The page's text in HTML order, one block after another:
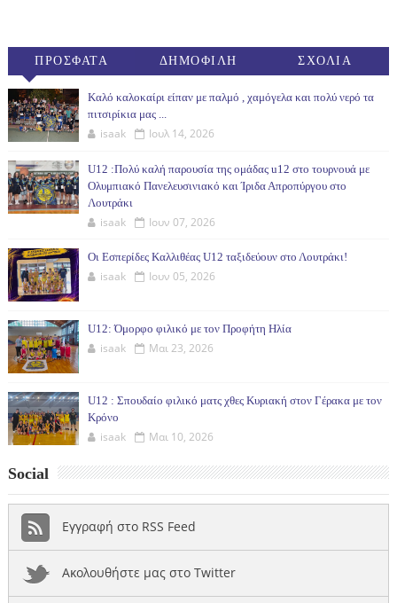
ΠΡΟΣΦΑΤΑ ΔΗΜΟΦΙΛΗ ΣΧΟΛΙΑ
Καλό καλοκαίρι είπαν με παλμό , χαμόγελα και πολύ νερό τα
πιτσιρίκια μας ...
isaak Ιουλ 14, 2026
U12 :Πολύ καλή παρουσία της ομάδας u12 στο τουρνουά με
Ολυμπιακό Πανελευσινιακό και Ίριδα Απροπύργου στο
Λουτράκι
isaak Ιουν 07, 2026
Οι Εσπερίδες Καλλιθέας U12 ταξιδεύουν στο Λουτράκι!
isaak Ιουν 05, 2026
U12: Όμορφο φιλικό με τον Προφήτη Ηλία
isaak Μαι 23, 2026
U12 : Σπουδαίο φιλικό ματς χθες Κυριακή στον Γέρακα με τον
Κρόνο
isaak Μαι 10, 2026
Social
Εγγραφή στο RSS Feed
Ακολουθήστε μας στο Twitter